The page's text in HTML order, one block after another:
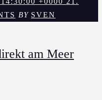
BY SVEN
am Meer